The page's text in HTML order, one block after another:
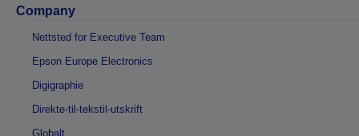
Company
Nettsted for Executive Team
Epson Europe Electronics
Digigraphie
Direkte-til-tekstil-utskrift
Globalt